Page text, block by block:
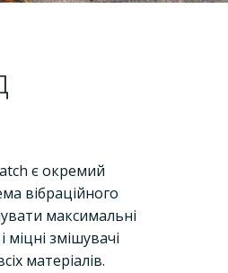
є окремий
вібраційного
максимальні
міцні змішувачі
матеріалів.